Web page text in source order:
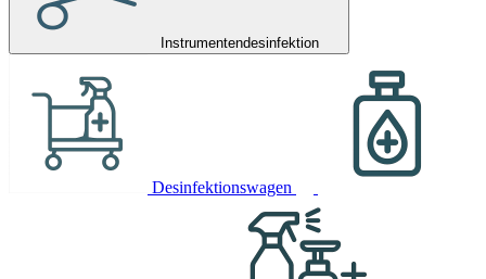
Instrumentendesinfektion
Desinfektionswagen